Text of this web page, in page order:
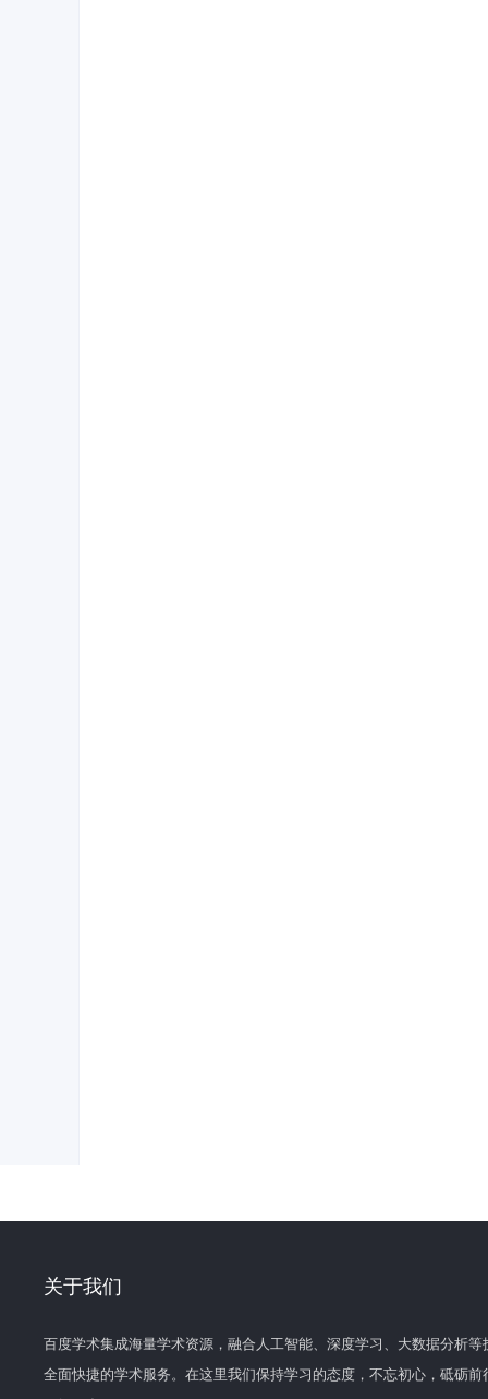
关于我们
百度学术集成海量学术资源，融合人工智能、深度学习、大数据分析
全面快捷的学术服务。在这里我们保持学习的态度，不忘初心，砥砺前